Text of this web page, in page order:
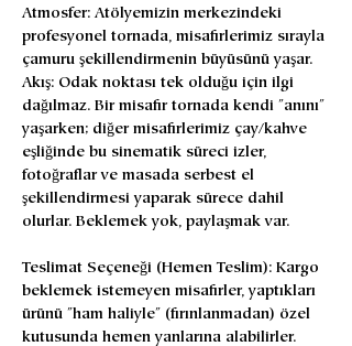
​Atmosfer: Atölyemizin merkezindeki
profesyonel tornada, misafirlerimiz sırayla
çamuru şekillendirmenin büyüsünü yaşar.
​Akış: Odak noktası tek olduğu için ilgi
dağılmaz. Bir misafir tornada kendi "anını"
yaşarken; diğer misafirlerimiz çay/kahve
eşliğinde bu sinematik süreci izler,
fotoğraflar ve masada serbest el
şekillendirmesi yaparak sürece dahil
olurlar. Beklemek yok, paylaşmak var.
Teslimat Seçeneği (Hemen Teslim): Kargo
beklemek istemeyen misafirler, yaptıkları
ürünü "ham haliyle" (fırınlanmadan) özel
kutusunda hemen yanlarına alabilirler.